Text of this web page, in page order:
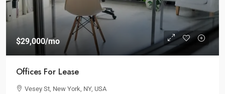
$29,000/mo
Offices For Lease
Vesey St, New York, NY, USA